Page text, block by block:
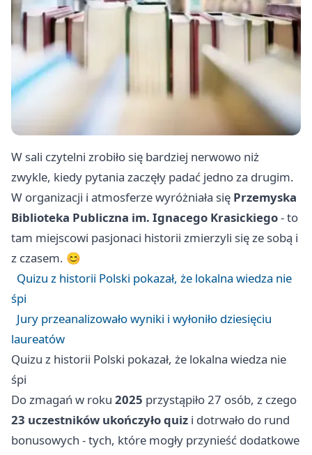
W sali czytelni zrobiło się bardziej nerwowo niż
zwykle, kiedy pytania zaczęły padać jedno za drugim.
W organizacji i atmosferze wyróżniała się Przemyska
Biblioteka Publiczna im. Ignacego Krasickiego- to
tam miejscowi pasjonaci historii zmierzyli się ze sobą i
z czasem. 😊
Quizu z historii Polski pokazał, że lokalna wiedza nie
śpi
Jury przeanalizowało wyniki i wyłoniło dziesięciu
laureatów
Quizu z historii Polski pokazał, że lokalna wiedza nie
śpi
Do zmagań w roku 2025 przystąpiło 27 osób, z czego
23 uczestników ukończyło quiz i dotrwało do rund
bonusowych - tych, które mogły przynieść dodatkowe